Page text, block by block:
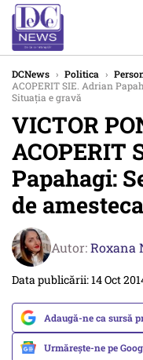
DCNews › Politica ›
ACOPERIT SIE. Adrian
Situația e gravă
VICTOR
ACOPERIT
Papahagi:
de
Autor:Roxana
Data publicării: 14 Oct
Adaugă-ne ca sursă
Urmărește-ne pe